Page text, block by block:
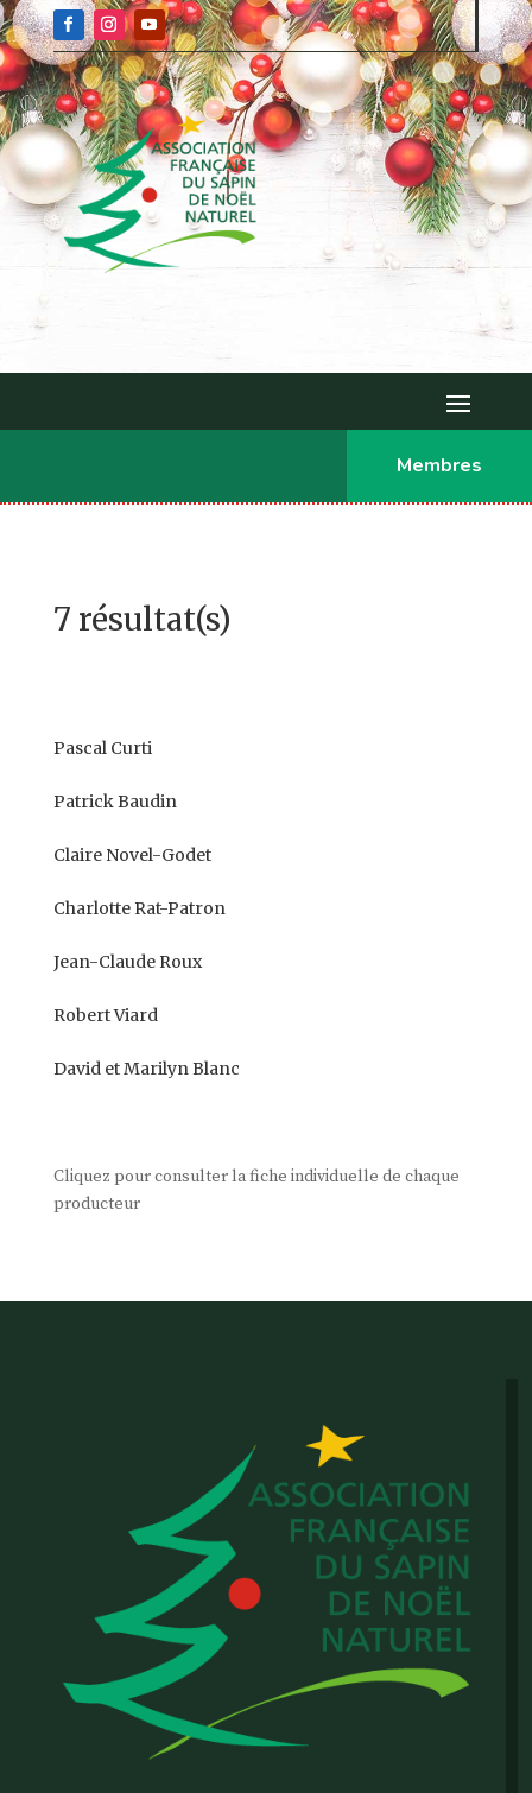
Membres
7 résultat(s)
Pascal Curti
Patrick Baudin
Claire Novel-Godet
Charlotte Rat-Patron
Jean-Claude Roux
Robert Viard
David et Marilyn Blanc
Cliquez pour consulter la fiche individuelle de chaque
producteur